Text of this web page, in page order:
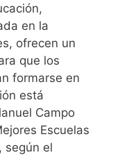
en la
ofrecen un
que los
formarse en
está
Campo
Escuelas
según el